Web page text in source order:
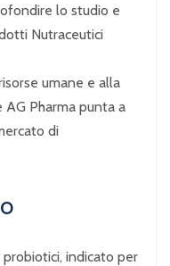
lo studio e
Nutraceutici
umane e alla
Pharma punta a
di
indicato per